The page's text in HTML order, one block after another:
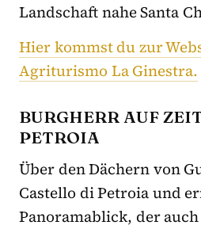
Landschaft nahe Santa
Hier kommst du zur
Agriturismo La Ginestra.
BURGHERR AUF
PETROIA
Über den Dächern von
Castello di Petroia und
Panoramablick, der